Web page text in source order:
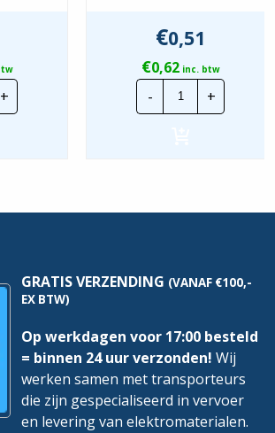
+
€0,51
€0,62inc. btw
-
CTie
100x2.5mm
Standaard
stuks
+
GRATIS VERZENDING (VANAF €100,-
EX BTW)
Op werkdagen voor 17:00 besteld
= binnen 24 uur verzonden! Wij
werken samen met transporteurs
die zijn gespecialiseerd in vervoer
en levering van elektromaterialen.